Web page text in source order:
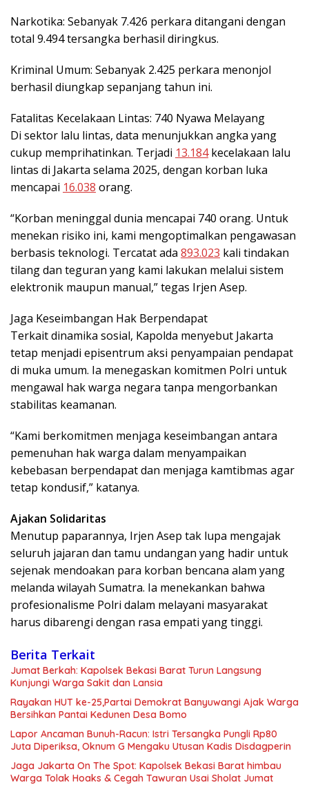
Narkotika: Sebanyak 7.426 perkara ditangani dengan
total 9.494 tersangka berhasil diringkus.
Kriminal Umum: Sebanyak 2.425 perkara menonjol
berhasil diungkap sepanjang tahun ini.
Fatalitas Kecelakaan Lintas: 740 Nyawa Melayang
Di sektor lalu lintas, data menunjukkan angka yang
cukup memprihatinkan. Terjadi 13.184kecelakaan lalu
lintas di Jakarta selama 2025, dengan korban luka
mencapai 16.038 orang.
“Korban meninggal dunia mencapai 740 orang. Untuk
menekan risiko ini, kami mengoptimalkan pengawasan
berbasis teknologi. Tercatat ada 893.023 kali tindakan
tilang dan teguran yang kami lakukan melalui sistem
elektronik maupun manual,” tegas Irjen Asep.
Jaga Keseimbangan Hak Berpendapat
Terkait dinamika sosial, Kapolda menyebut Jakarta
tetap menjadi episentrum aksi penyampaian pendapat
di muka umum. Ia menegaskan komitmen Polri untuk
mengawal hak warga negara tanpa mengorbankan
stabilitas keamanan.
“Kami berkomitmen menjaga keseimbangan antara
pemenuhan hak warga dalam menyampaikan
kebebasan berpendapat dan menjaga kamtibmas agar
tetap kondusif,” katanya.
Ajakan Solidaritas
Menutup paparannya, Irjen Asep tak lupa mengajak
seluruh jajaran dan tamu undangan yang hadir untuk
sejenak mendoakan para korban bencana alam yang
melanda wilayah Sumatra. Ia menekankan bahwa
profesionalisme Polri dalam melayani masyarakat
harus dibarengi dengan rasa empati yang tinggi.
Berita Terkait
Jumat Berkah: Kapolsek Bekasi Barat Turun Langsung
Kunjungi Warga Sakit dan Lansia
Rayakan HUT ke-25,Partai Demokrat Banyuwangi Ajak Warga
Bersihkan Pantai Kedunen Desa Bomo
Lapor Ancaman Bunuh-Racun: Istri Tersangka Pungli Rp80
Juta Diperiksa, Oknum G Mengaku Utusan Kadis Disdagperin
Jaga Jakarta On The Spot: Kapolsek Bekasi Barat himbau
Warga Tolak Hoaks & Cegah Tawuran Usai Sholat Jumat